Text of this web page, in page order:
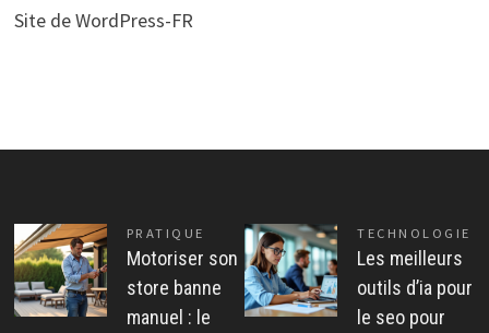
Site de WordPress-FR
PRATIQUE
Motoriser son
store banne
manuel : le
TECHNOLOGIE
Les meilleurs
outils d’ia pour
le seo pour